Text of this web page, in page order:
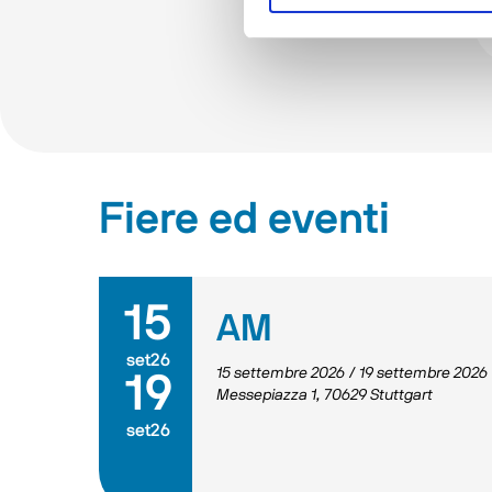
Fiere ed eventi
15
set26
19
set26
AM
15 settembre 2026 / 19 settembre 2026
Messepiazza 1, 70629 Stuttgart